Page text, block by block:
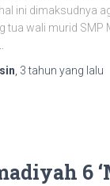
ini dimaksudnya
wali murid SMP
3 tahun yang lalu
6